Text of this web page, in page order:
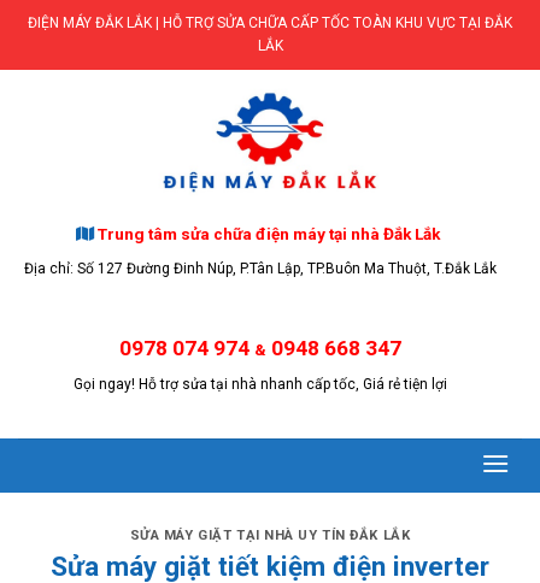
Skip
content
ĐIỆN MÁY ĐẮK LẮK | HỖ TRỢ SỬA CHỮA CẤP TỐC TOÀN KHU VỰC TẠI ĐẮK
LẮK
Trung tâm sửa chữa điện máy tại nhà Đắk Lắk
Địa chỉ: Số 127 Đường Đinh Núp, P.Tân Lập, TP.Buôn Ma Thuột, T.Đắk Lắk
0978 074 974 & 0948 668 347
Gọi ngay! Hỗ trợ sửa tại nhà nhanh cấp tốc, Giá rẻ tiện lợi
SỬA MÁY GIẶT TẠI NHÀ UY TÍN ĐẮK LẮK
Sửa máy giặt tiết kiệm điện inverter